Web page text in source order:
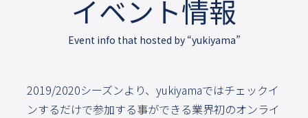
イベント情報
Event info that hosted by “yukiyama”
2019/2020シーズンより、yukiyamaではチェックイ
ンするだけで参加する事ができる業界初のオンライ